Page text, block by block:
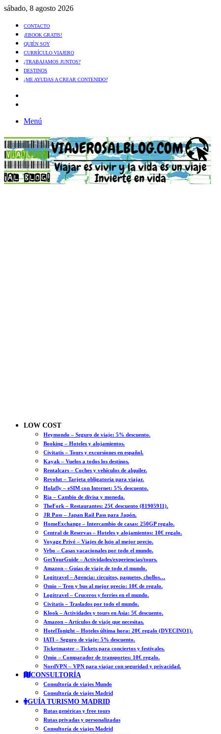
sábado, 8 agosto 2026
CONTACTO
¡EBOOK GRATIS!
QUIÉN SOY
CURRÍCULO VIAJERO
¿TRABAJAMOS JUNTOS?
DESTINOS
¿ME AYUDAS A CREAR CONTENIDO?
Menú
LOW COST
Heymondo – Seguro de viaje: 5% descuento.
Booking – Hoteles y alojamientos.
Civitatis – Tours y excursiones en español.
Kayak – Vuelos a todos los destinos.
Rentalcars – Coches y vehículos de alquiler.
Revolut – Tarjeta obligatoria para viajar.
Holafly – eSIM con Internet: 5% descuento.
Ria – Cambio de divisa y moneda.
TheFork – Restaurantes: 25€ descuento (81905911).
JR Pass – Japan Rail Pass para Japón.
HomeExchange – Intercambio de casas: 250GP regalo.
Central de Reservas – Hoteles y alojamientos: 10€ regalo.
Voyage Privé – Viajes de lujo al mejor precio.
Vrbo – Casas vacacionales por todo el mundo.
GetYourGuide – Actividades/experiencias/tours.
Amazon – Guías de viaje de todo el mundo.
Logitravel – Agencia: circuitos, paquetes, chollos…
Omio – Tren y bus al mejor precio: 10€ de regalo.
Logitravel – Cruceros y ferries en el mundo.
Civitatis – Traslados por todo el mundo.
Klook – Actividades y tours en Asia: 5€ descuento.
Amazon – Artículos de viaje que necesitas.
HotelTonight – Hoteles última hora: 20€ regalo (DVECINO1).
IATI – Seguro de viaje: 5% descuento.
Ticketmaster – Tickets para conciertos y festivales.
Omio – Comparador de transportes: 10€ regalo.
NordVPN – VPN para viajar con seguridad y privacidad.
CONSULTORÍA
Consultoría de viajes Mundo
Consultoría de viajes Madrid
GUÍA TURISMO MADRID
Rutas genéricas y free tours
Rutas privadas y personalizadas
Consultoría de viajes Madrid